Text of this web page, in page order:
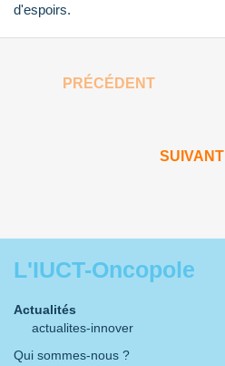
d'espoirs.
PRÉCÉDENT
SUIVANT
L'IUCT-Oncopole
Actualités
actualites-innover
Qui sommes-nous ?